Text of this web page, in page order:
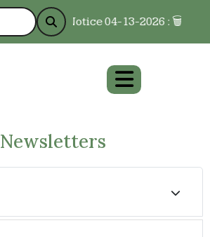
Notice 04-13-2026 : 🗑️
Newsletters